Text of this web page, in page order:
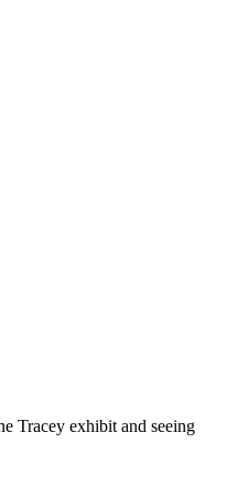
Tracey exhibit and seeing